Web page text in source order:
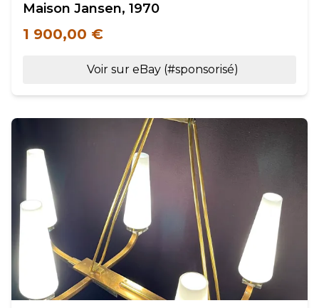
Maison Jansen, 1970
1 900,00 €
Voir sur eBay (#sponsorisé)